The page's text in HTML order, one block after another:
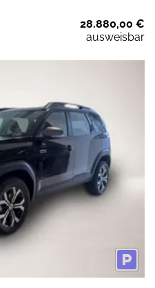
28.880,00 €
ausweisbar